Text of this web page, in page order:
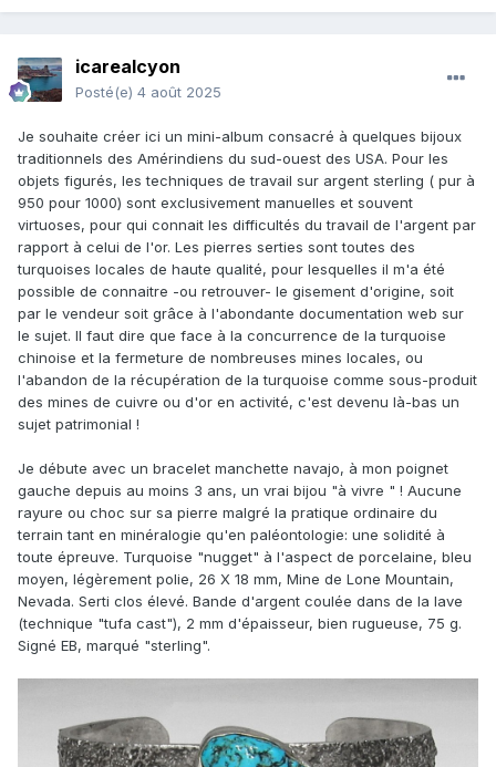
icarealcyon
Posté(e) 4 août 2025
Je souhaite créer ici un mini-album consacré à quelques bijoux
traditionnels des Amérindiens du sud-ouest des USA. Pour les
objets figurés, les techniques de travail sur argent sterling ( pur à
950 pour 1000) sont exclusivement manuelles et souvent
virtuoses, pour qui connait les difficultés du travail de l'argent par
rapport à celui de l'or. Les pierres serties sont toutes des
turquoises locales de haute qualité, pour lesquelles il m'a été
possible de connaitre -ou retrouver- le gisement d'origine, soit
par le vendeur soit grâce à l'abondante documentation web sur
le sujet. Il faut dire que face à la concurrence de la turquoise
chinoise et la fermeture de nombreuses mines locales, ou
l'abandon de la récupération de la turquoise comme sous-produit
des mines de cuivre ou d'or en activité, c'est devenu là-bas un
sujet patrimonial !
Je débute avec un bracelet manchette navajo, à mon poignet
gauche depuis au moins 3 ans, un vrai bijou "à vivre " ! Aucune
rayure ou choc sur sa pierre malgré la pratique ordinaire du
terrain tant en minéralogie qu'en paléontologie: une solidité à
toute épreuve. Turquoise "nugget" à l'aspect de porcelaine, bleu
moyen, légèrement polie, 26 X 18 mm, Mine de Lone Mountain,
Nevada. Serti clos élevé. Bande d'argent coulée dans de la lave
(technique "tufa cast"), 2 mm d'épaisseur, bien rugueuse, 75 g.
Signé EB, marqué "sterling".